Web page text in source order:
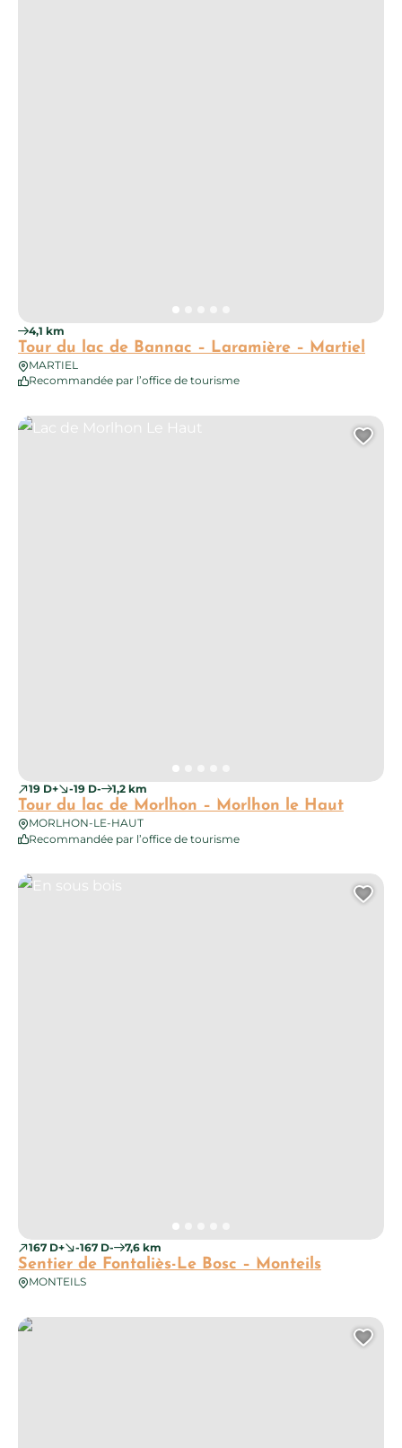
4,1 km
Tour du lac de Bannac – Laramière – Martiel
MARTIEL
Recommandée par l’office de tourisme
19 D+ -19 D- 1,2 km
Tour du lac de Morlhon – Morlhon le Haut
MORLHON-LE-HAUT
Recommandée par l’office de tourisme
Lac de Morlhon Le Haut
167 D+ -167 D- 7,6 km
Sentier de Fontaliès-Le Bosc – Monteils
MONTEILS
En sous bois
Balade du ruisseau de la Vernhe – Najac